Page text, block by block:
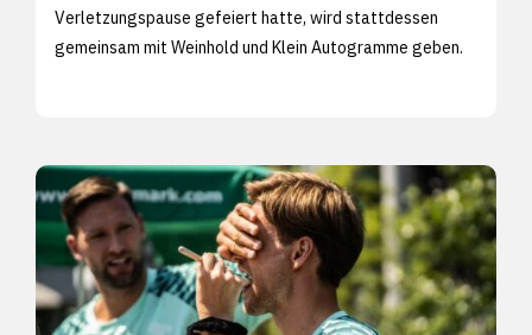
Verletzungspause gefeiert hatte, wird stattdessen
gemeinsam mit Weinhold und Klein Autogramme geben.